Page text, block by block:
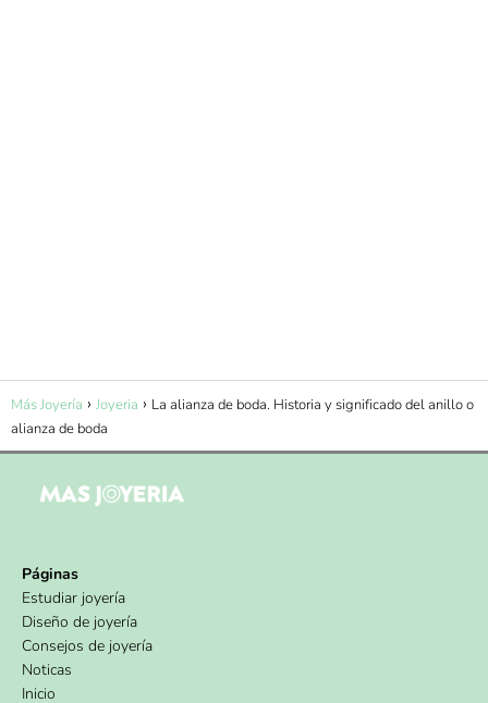
Más Joyería Joyeria
La alianza de boda. Historia y significado del anillo o
alianza de boda
Páginas
Estudiar joyería
Diseño de joyería
Consejos de joyería
Noticas
Inicio